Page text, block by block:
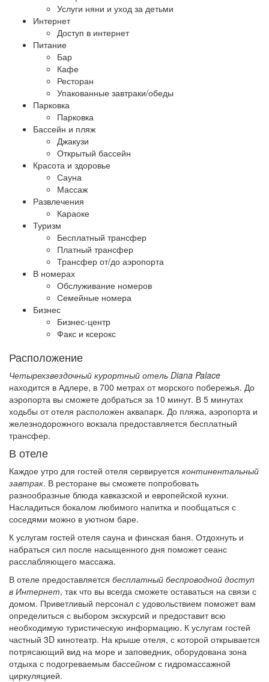
Услуги няни и уход за детьми
Интернет
Доступ в интернет
Питание
Бар
Кафе
Ресторан
Упакованные завтраки/обеды
Парковка
Парковка
Бассейн и пляж
Джакузи
Открытый бассейн
Красота и здоровье
Сауна
Массаж
Развлечения
Караоке
Туризм
Бесплатный трансфер
Платный трансфер
Трансфер от/до аэропорта
В номерах
Обслуживание номеров
Семейные номера
Бизнес
Бизнес-центр
Факс и ксерокс
Расположение
Четырехзвездочный курортный отель Diana Palace
находится в Адлере, в 700 метрах от морского побережья. До
аэропорта вы сможете добраться за 10 минут. В 5 минутах
ходьбы от отеля расположен аквапарк. До пляжа, аэропорта и
железнодорожного вокзала предоставляется бесплатный
трансфер.
В отеле
Каждое утро для гостей отеля сервируется континентальный
завтрак. В ресторане вы сможете попробовать
разнообразные блюда кавказской и европейской кухни.
Насладиться бокалом любимого напитка и пообщаться с
соседями можно в уютном баре.
К услугам гостей отеля сауна и финская баня. Отдохнуть и
набраться сил после насыщенного дня поможет сеанс
расслабляющего массажа.
В отеле предоставляется бесплатный беспроводной доступ
в Интернет, так что вы всегда сможете оставаться на связи с
домом. Приветливый персонал с удовольствием поможет вам
определиться с выбором экскурсий и предоставит всю
необходимую туристическую информацию. К услугам гостей
частный 3D кинотеатр. На крыше отеля, с которой открывается
потрясающий вид на море и заповедник, оборудована зона
отдыха с подогреваемым бассейном с гидромассажной
циркуляцией.